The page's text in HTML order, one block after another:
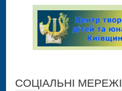
СОЦІАЛЬНІ МЕРЕЖІ